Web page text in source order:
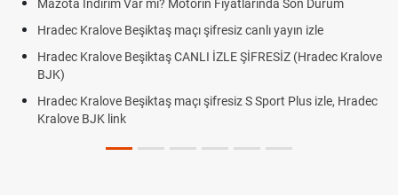
Mazota İndirim Var mı? Motorin Fiyatlarında Son Durum
Hradec Kralove Beşiktaş maçı şifresiz canlı yayın izle
Hradec Kralove Beşiktaş CANLI İZLE ŞİFRESİZ (Hradec Kralove
BJK)
Hradec Kralove Beşiktaş maçı şifresiz S Sport Plus izle, Hradec
Kralove BJK link